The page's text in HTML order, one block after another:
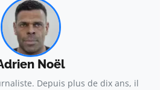
Noël
Depuis plus de dix ans, il